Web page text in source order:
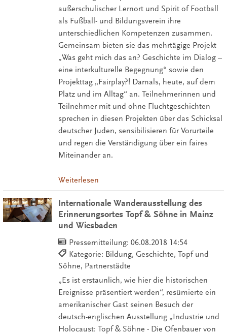
außerschulischer Lernort und Spirit of Football
als Fußball- und Bildungsverein ihre
unterschiedlichen Kompetenzen zusammen.
Gemeinsam bieten sie das mehrtägige Projekt
„Was geht mich das an? Geschichte im Dialog –
eine interkulturelle Begegnung“ sowie den
Projekttag „Fairplay?! Damals, heute, auf dem
Platz und im Alltag“ an. Teilnehmerinnen und
Teilnehmer mit und ohne Fluchtgeschichten
sprechen in diesen Projekten über das Schicksal
deutscher Juden, sensibilisieren für Vorurteile
und regen die Verständigung über ein faires
Miteinander an.
Weiterlesen
Internationale Wanderausstellung des
Erinnerungsortes Topf & Söhne in Mainz
und Wiesbaden
Pressemitteilung: 06.08.2018 14:54
Kategorie: Bildung, Geschichte, Topf und
Söhne, Partnerstädte
„Es ist erstaunlich, wie hier die historischen
Ereignisse präsentiert werden“, resümierte ein
amerikanischer Gast seinen Besuch der
deutsch-englischen Ausstellung „Industrie und
Holocaust: Topf & Söhne - Die Ofenbauer von